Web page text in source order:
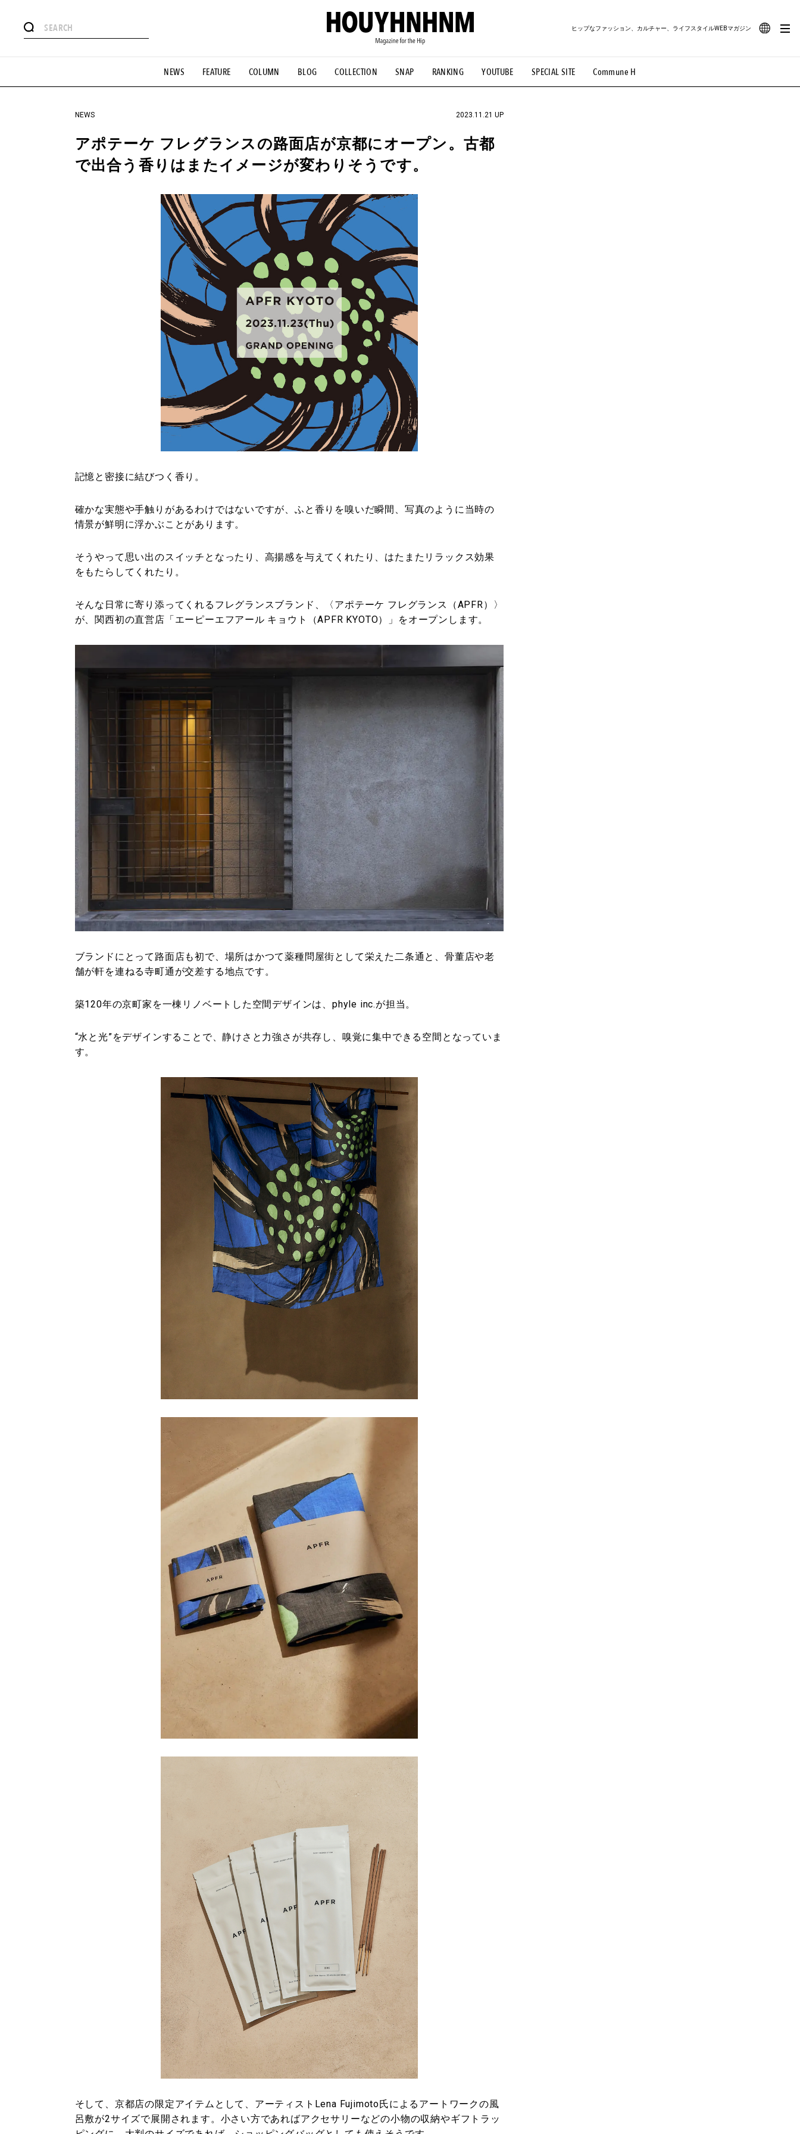
NEWS FEATURE COLUMN BLOG COLLECTION SNAP RANKING YOUTUBE SPECIAL SITE Commune H
ヒップなファッション、カルチャー、ライフスタイルWEBマガジン
#憧れの逸品 #ESSENTIAL DESIGNS #古着サミット #NEW VINTAGE #マイナーグッド図鑑 #路地裏てぃーん。 #MONTHLY JOURNAL
#GH 銘品の所以 #フイナムのYouTube #Commune H #FOCUS IT #AH.H #ととけん #FASHION #MUSIC #MOVIE #LIFESTYLE #SNEAKER #OUTDOOR
#HANDSOME HANDBOOK
NEWS 2023.11.21 UP
アポテーケ フレグランスの路面店が京都にオープン。古都
で出合う香りはまたイメージが変わりそうです。
記憶と密接に結びつく香り。
確かな実態や手触りがあるわけではないですが、ふと香りを嗅いだ瞬間、写真のように当時の
情景が鮮明に浮かぶことがあります。
そうやって思い出のスイッチとなったり、高揚感を与えてくれたり、はたまたリラックス効果
をもたらしてくれたり。
そんな日常に寄り添ってくれるフレグランスブランド、〈アポテーケ フレグランス（APFR）〉
が、関西初の直営店「エーピーエフアール キョウト（APFR KYOTO）」をオープンします。
ブランドにとって路面店も初で、場所はかつて薬種問屋街として栄えた二条通と、骨董店や老
舗が軒を連ねる寺町通が交差する地点です。
築120年の京町家を一棟リノベートした空間デザインは、phyle inc.が担当。
“水と光”をデザインすることで、静けさと力強さが共存し、嗅覚に集中できる空間となっていま
す。
そして、京都店の限定アイテムとして、アーティストLena Fujimoto氏によるアートワークの風
呂敷が2サイズで展開されます。小さい方であればアクセサリーなどの小物の収納やギフトラッ